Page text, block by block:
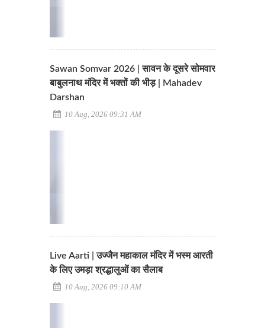
Sawan Somvar 2026 | सावन के दूसरे सोमवार
बाबुलनाथ मंदिर में भक्तों की भीड़ | Mahadev
Darshan
10 Aug, 2026 09:31 AM
Live Aarti | उज्जैन महाकाल मंदिर में भस्म आरती
के लिए उमड़ा श्रद्धालुओं का सैलाब
10 Aug, 2026 09:10 AM